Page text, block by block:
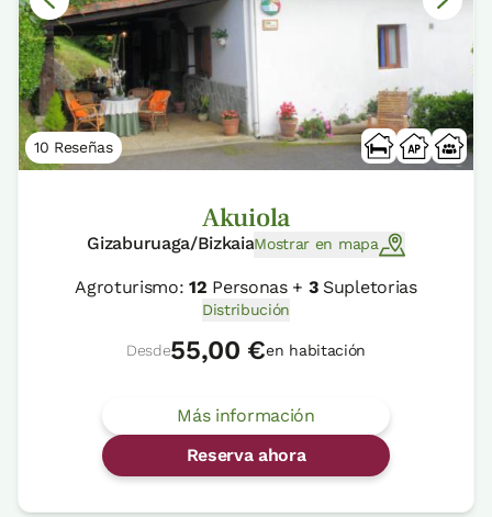
10 Reseñas
Akuiola
Gizaburuaga/BizkaiaMostrar en mapa
Agroturismo:12 Personas + 3Supletorias
Distribución
Desde55,00 €en habitación
Más información
Reserva ahora